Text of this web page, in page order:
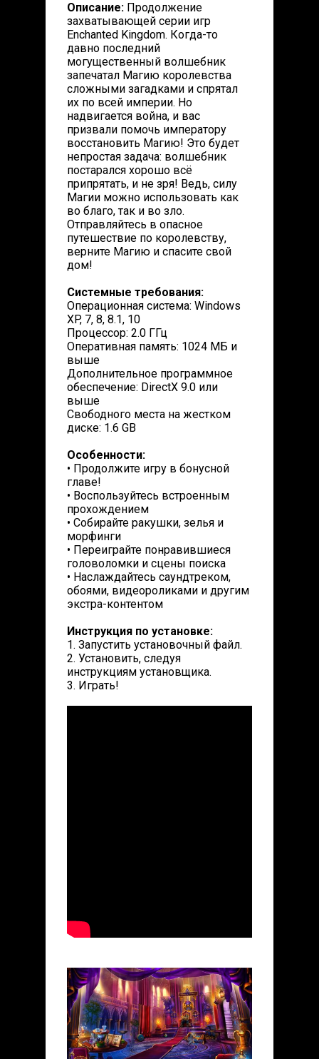
Описание: Продолжение
захватывающей серии игр
Enchanted Kingdom. Когда-то
давно последний
могущественный волшебник
запечатал Магию королевства
сложными загадками и спрятал
их по всей империи. Но
надвигается война, и вас
призвали помочь императору
восстановить Магию! Это будет
непростая задача: волшебник
постарался хорошо всё
припрятать, и не зря! Ведь, силу
Магии можно использовать как
во благо, так и во зло.
Отправляйтесь в опасное
путешествие по королевству,
верните Магию и спасите свой
дом!
Системные требования:
Операционная система: Windows
XP, 7, 8, 8.1, 10
Процессор: 2.0 ГГц
Оперативная память: 1024 МБ и
выше
Дополнительное программное
обеспечение: DirectX 9.0 или
выше
Свободного места на жестком
диске: 1.6 GB
Особенности:
• Продолжите игру в бонусной
главе!
• Воспользуйтесь встроенным
прохождением
• Собирайте ракушки, зелья и
морфинги
• Переиграйте понравившиеся
головоломки и сцены поиска
• Наслаждайтесь саундтреком,
обоями, видеороликами и другим
экстра-контентом
Инструкция по установке:
1. Запустить установочный файл.
2. Установить, следуя
инструкциям установщика.
3. Играть!